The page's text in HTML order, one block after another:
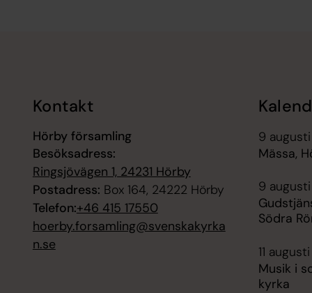
Kontakt
Hörby församling
Besöksadress:
Ringsjövägen 1, 24231 Hörby
Postadress: Box 164, 24222 Hörby
Telefon:+46 415 17550
hoerby.forsamling@svenskakyrka
n.se
9
Mässa,
9
Södra
11
Musik i
kyrka